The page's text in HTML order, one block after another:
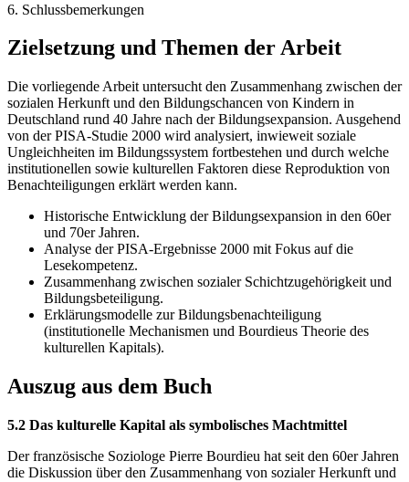
6. Schlussbemerkungen
Zielsetzung und Themen der Arbeit
Die vorliegende Arbeit untersucht den Zusammenhang zwischen der
sozialen Herkunft und den Bildungschancen von Kindern in
Deutschland rund 40 Jahre nach der Bildungsexpansion. Ausgehend
von der PISA-Studie 2000 wird analysiert, inwieweit soziale
Ungleichheiten im Bildungssystem fortbestehen und durch welche
institutionellen sowie kulturellen Faktoren diese Reproduktion von
Benachteiligungen erklärt werden kann.
Historische Entwicklung der Bildungsexpansion in den 60er
und 70er Jahren.
Analyse der PISA-Ergebnisse 2000 mit Fokus auf die
Lesekompetenz.
Zusammenhang zwischen sozialer Schichtzugehörigkeit und
Bildungsbeteiligung.
Erklärungsmodelle zur Bildungsbenachteiligung
(institutionelle Mechanismen und Bourdieus Theorie des
kulturellen Kapitals).
Auszug aus dem Buch
5.2 Das kulturelle Kapital als symbolisches Machtmittel
Der französische Soziologe Pierre Bourdieu hat seit den 60er Jahren
die Diskussion über den Zusammenhang von sozialer Herkunft und